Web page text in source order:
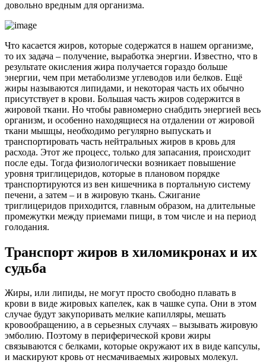
довольно вредным для организма.
Что касается жиров, которые содержатся в нашем организме,
то их задача – получение, выработка энергии. Известно, что в
результате окисления жира получается гораздо больше
энергии, чем при метаболизме углеводов или белков. Ещё
жиры называются липидами, и некоторая часть их обычно
присутствует в крови. Большая часть жиров содержится в
жировой ткани. Но чтобы равномерно снабдить энергией весь
организм, и особенно находящиеся на отдалении от жировой
ткани мышцы, необходимо регулярно выпускать и
транспортировать часть нейтральных жиров в кровь для
расхода. Этот же процесс, только для запасания, происходит
после еды. Тогда физиологически возникает повышение
уровня триглицеридов, которые в плановом порядке
транспортируются из вен кишечника в портальную систему
печени, а затем – и в жировую ткань. Сжигание
триглицеридов приходится, главным образом, на длительные
промежутки между приемами пищи, в том числе и на период
голодания.
Транспорт жиров в хиломикронах и их
судьба
Жиры, или липиды, не могут просто свободно плавать в
крови в виде жировых капелек, как в чашке супа. Они в этом
случае будут закупоривать мелкие капилляры, мешать
кровообращению, а в серьезных случаях – вызывать жировую
эмболию. Поэтому в периферической крови жиры
связываются с белками, которые окружают их в виде капсулы,
и маскируют кровь от несмачиваемых жировых молекул.